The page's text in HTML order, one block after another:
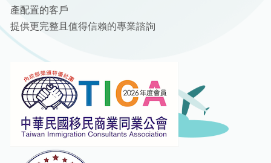
產配置的客戶
提供更完整且值得信賴的專業諮詢